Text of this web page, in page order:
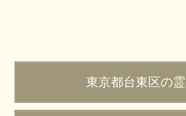
東京都台東区の